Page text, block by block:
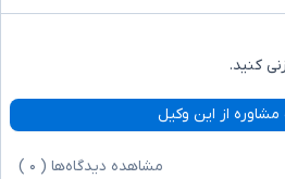
کنید.
مشاوره از این وکیل
مشاهده دیدگاه‌ها ( ۰